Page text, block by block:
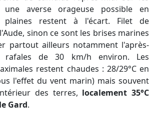
une averse orageuse possible en
plaines restent à l'écart. Filet de
sinon ce sont les brises marines
partout ailleurs notamment l'après-
rafales de 30 km/h environ. Les
restent chaudes : 28/29°C en
l'effet du vent marin) mais souvent
des terres, localement 35°C
Gard.